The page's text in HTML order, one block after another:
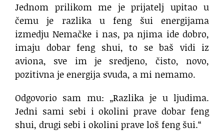
Jednom prilikom me je prijatelj upitao u
čemu je razlika u feng šui energijama
izmedju Nemačke i nas, pa njima ide dobro,
imaju dobar feng shui, to se baš vidi iz
aviona, sve im je sredjeno, čisto, novo,
pozitivna je energija svuda, a mi nemamo.
Odgovorio sam mu: „Razlika je u ljudima.
Jedni sami sebi i okolini prave dobar feng
shui, drugi sebi i okolini prave loš feng šui.“